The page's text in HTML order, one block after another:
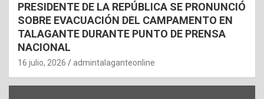
PRESIDENTE DE LA REPÚBLICA SE PRONUNCIÓ
SOBRE EVACUACIÓN DEL CAMPAMENTO EN
TALAGANTE DURANTE PUNTO DE PRENSA
NACIONAL
16 julio, 2026 admintalaganteonline